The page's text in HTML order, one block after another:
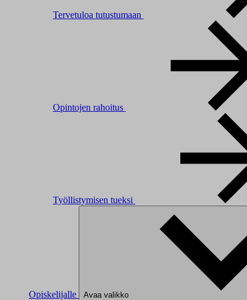
Tervetuloa tutustumaan
Opintojen rahoitus
Työllistymisen tueksi
Opiskelijalle Avaa valikko